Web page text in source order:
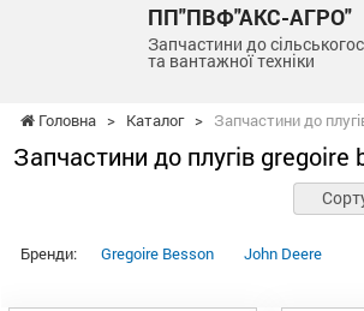
ПП"ПВФ"АКС-АГРО"
Запчастини до
та вантажної техніки
Головна > Каталог > Запчастини до
Запчастини до плугів gregoire
Бренди: Gregoire Besson John Deere